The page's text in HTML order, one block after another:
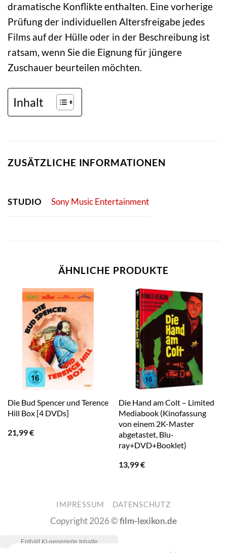
dramatische Konflikte enthalten. Eine vorherige
Prüfung der individuellen Altersfreigabe jedes
Films auf der Hülle oder in der Beschreibung ist
ratsam, wenn Sie die Eignung für jüngere
Zuschauer beurteilen möchten.
Inhalt
ZUSÄTZLICHE INFORMATIONEN
STUDIO Sony Music Entertainment
ÄHNLICHE PRODUKTE
Die Bud Spencer und Terence
Hill Box [4 DVDs]
21,99€
Die Hand am Colt – Limited
Mediabook (Kinofassung
von einem 2K-Master
abgetastet, Blu-
ray+DVD+Booklet)
13,99€
IMPRESSUM DATENSCHUTZ
Copyright 2026 ©film-lexikon.de